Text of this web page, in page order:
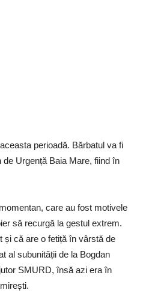
perioadă. Bărbatul va fi
Urgență Baia Mare, fiind în
care au fost motivele
să recurgă la gestul extrem.
și că are o fetiță în vârstă de
al subunității de la Bogdan
SMURD, însă azi era în